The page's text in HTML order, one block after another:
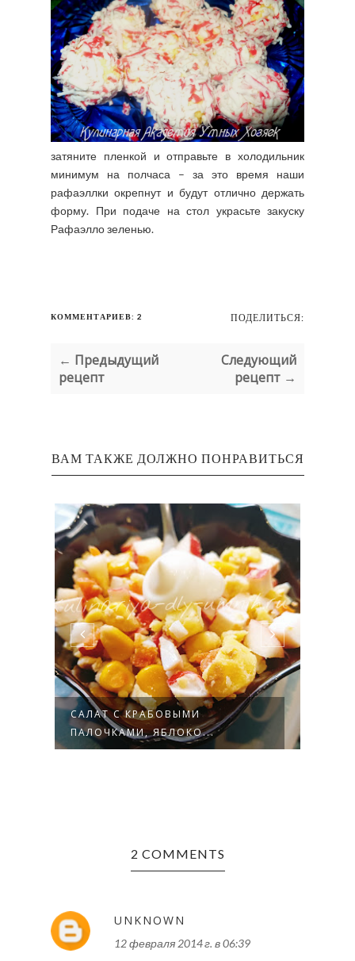
затяните пленкой и отправьте в холодильник
минимум на полчаса – за это время наши
рафаэллки окрепнут и будут отлично держать
форму. При подаче на стол украсьте закуску
Рафаэлло зеленью.
КОММЕНТАРИЕВ: 2 ПОДЕЛИТЬСЯ:
← Предыдущий
рецепт
Следующий
рецепт →
ВАМ ТАКЖЕ ДОЛЖНО ПОНРАВИТЬСЯ
САЛАТ С КРАБОВЫМИ
ПАЛОЧКАМИ, ЯБЛОКО...
2 COMMENTS
UNKNOWN
12 февраля 2014 г. в 06:39